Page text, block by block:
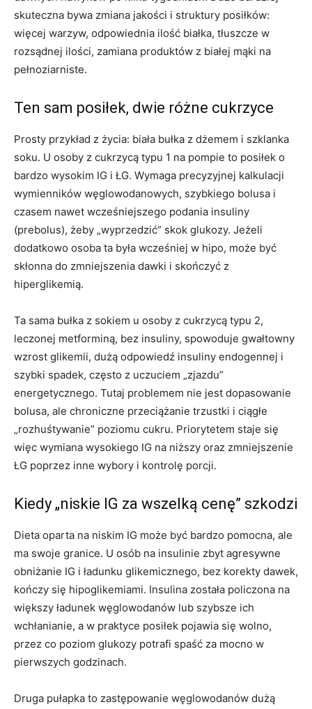
skuteczna bywa zmiana jakości i struktury posiłków:
więcej warzyw, odpowiednia ilość białka, tłuszcze w
rozsądnej ilości, zamiana produktów z białej mąki na
pełnoziarniste.
Ten sam posiłek, dwie różne cukrzyce
Prosty przykład z życia: biała bułka z dżemem i szklanka
soku. U osoby z cukrzycą typu 1 na pompie to posiłek o
bardzo wysokim IG i ŁG. Wymaga precyzyjnej kalkulacji
wymienników węglowodanowych, szybkiego bolusa i
czasem nawet wcześniejszego podania insuliny
(prebolus), żeby „wyprzedzić” skok glukozy. Jeżeli
dodatkowo osoba ta była wcześniej w hipo, może być
skłonna do zmniejszenia dawki i skończyć z
hiperglikemią.
Ta sama bułka z sokiem u osoby z cukrzycą typu 2,
leczonej metforminą, bez insuliny, spowoduje gwałtowny
wzrost glikemii, dużą odpowiedź insuliny endogennej i
szybki spadek, często z uczuciem „zjazdu”
energetycznego. Tutaj problemem nie jest dopasowanie
bolusa, ale chroniczne przeciążanie trzustki i ciągłe
„rozhuśtywanie” poziomu cukru. Priorytetem staje się
więc wymiana wysokiego IG na niższy oraz zmniejszenie
ŁG poprzez inne wybory i kontrolę porcji.
Kiedy „niskie IG za wszelką cenę” szkodzi
Dieta oparta na niskim IG może być bardzo pomocna, ale
ma swoje granice. U osób na insulinie zbyt agresywne
obniżanie IG i ładunku glikemicznego, bez korekty dawek,
kończy się hipoglikemiami. Insulina została policzona na
większy ładunek węglowodanów lub szybsze ich
wchłanianie, a w praktyce posiłek pojawia się wolno,
przez co poziom glukozy potrafi spaść za mocno w
pierwszych godzinach.
Druga pułapka to zastępowanie węglowodanów dużą